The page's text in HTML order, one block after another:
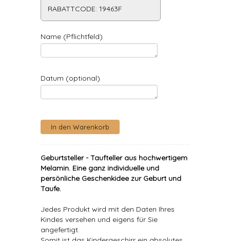
RABATTCODE: 19463F
Name (Pflichtfeld)
Datum (optional)
Geburtsteller - Taufteller aus hochwertigem
Melamin. Eine ganz individuelle und
persönliche Geschenkidee zur Geburt und
Taufe.
Jedes Produkt wird mit den Daten Ihres
Kindes versehen und eigens für Sie
angefertigt.